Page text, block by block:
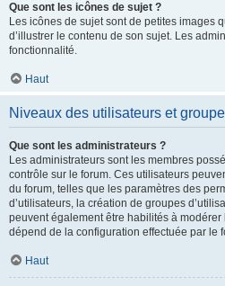
Que sont les icônes de sujet ?
Les icônes de sujet sont de petites images
d’illustrer le contenu de son sujet. Les
fonctionnalité.
Haut
Niveaux des utilisateurs et
Que sont les administrateurs ?
Les administrateurs sont les membres
contrôle sur le forum. Ces utilisateurs
du forum, telles que les paramètres des
d’utilisateurs, la création de groupes
peuvent également être habilités à modérer
dépend de la configuration effectuée par le
Haut